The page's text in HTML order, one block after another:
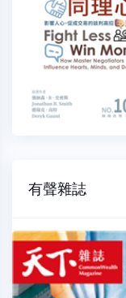
有聲雜誌